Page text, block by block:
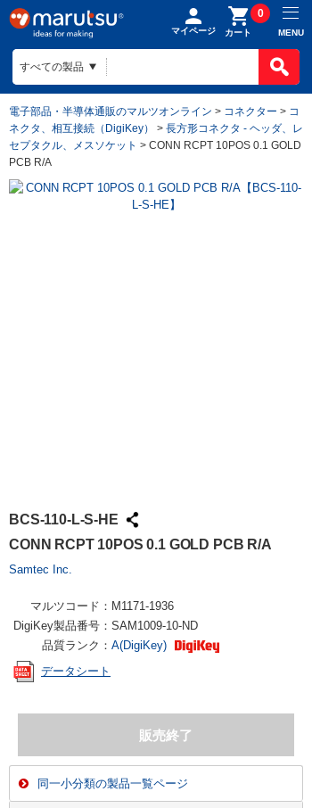
マイページ カート
0
MENU
電子部品・半導体通販のマルツオンライン > コネクター > コ
ネクタ、相互接続（DigiKey）
> 長方形コネクタ - ヘッダ、レ
セプタクル、メスソケット > CONN RCPT 10POS 0.1 GOLD
PCB R/A
BCS-110-L-S-HE
CONN RCPT 10POS 0.1 GOLD PCB R/A
Samtec Inc.
マルツコード： M1171-1936
DigiKey製品番号： SAM1009-10-ND
品質ランク： A(DigiKey)
データシート
同一小分類の製品一覧ページ